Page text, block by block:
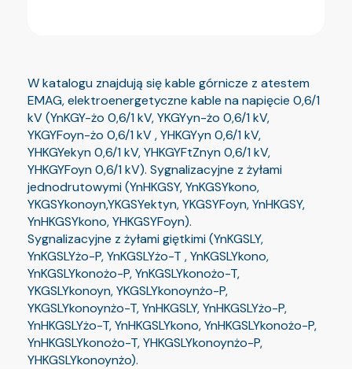
W katalogu znajdują się kable górnicze z atestem
EMAG, elektroenergetyczne kable na napięcie 0,6/1
kV (YnKGY-żo 0,6/1 kV, YKGYyn-żo 0,6/1 kV,
YKGYFoyn-żo 0,6/1 kV , YHKGYyn 0,6/1 kV,
YHKGYekyn 0,6/1 kV, YHKGYFtZnyn 0,6/1 kV,
YHKGYFoyn 0,6/1 kV). Sygnalizacyjne z żyłami
jednodrutowymi (YnHKGSY, YnKGSYkono,
YKGSYkonoyn,YKGSYektyn, YKGSYFoyn, YnHKGSY,
YnHKGSYkono, YHKGSYFoyn).
Sygnalizacyjne z żyłami giętkimi (YnKGSLY,
YnKGSLYżo-P, YnKGSLYżo-T , YnKGSLYkono,
YnKGSLYkonożo-P, YnKGSLYkonożo-T,
YKGSLYkonoyn, YKGSLYkonoynżo-P,
YKGSLYkonoynżo-T, YnHKGSLY, YnHKGSLYżo-P,
YnHKGSLYżo-T, YnHKGSLYkono, YnHKGSLYkonożo-P,
YnHKGSLYkonożo-T, YHKGSLYkonoynżo-P,
YHKGSLYkonoynżo).